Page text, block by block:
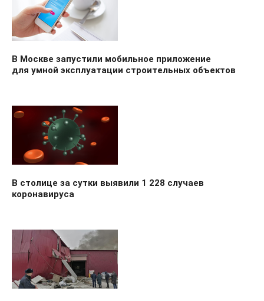
В Москве запустили мобильное приложение
для умной эксплуатации строительных объектов
В столице за сутки выявили 1 228 случаев
коронавируса